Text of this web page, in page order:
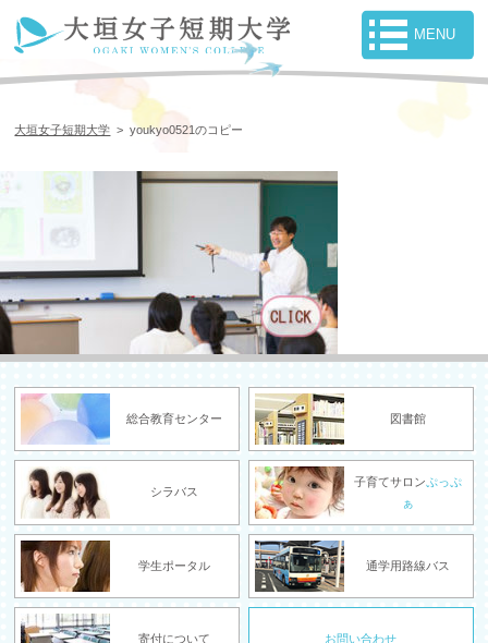
大垣女子短期大学 >youkyo0521のコピー
総合教育センター 図書館
シラバス
子育てサロンぷっぷ
ぁ
学生ポータル 通学用路線バス
寄付について お問い合わせ